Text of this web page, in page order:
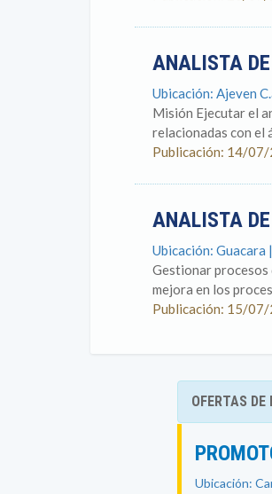
ANALISTA
Ubicación: Ajeven
Misión Ejecutar el
relacionadas con el
Publicación: 14/
ANALISTA
Ubicación: Guacara
Gestionar procesos
mejora en los
Publicación: 15/
OFERTAS DE
Ubicación: